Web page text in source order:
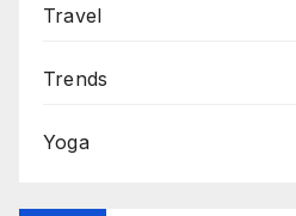
Travel
Trends
Yoga